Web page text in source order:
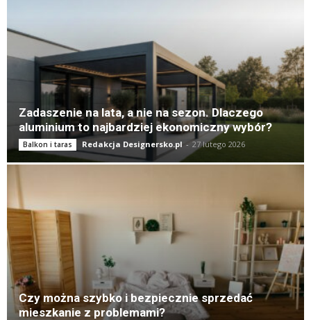
Zadaszenie na lata, a nie na sezon. Dlaczego
aluminium to najbardziej ekonomiczny wybór?
Balkon i taras Redakcja Designersko.pl - 27 lutego 2026
Czy można szybko i bezpiecznie sprzedać
mieszkanie z problemami?